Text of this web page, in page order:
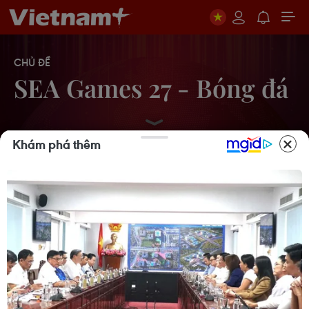
CHỦ ĐỀ
SEA Games 27 - Bóng đá
tuyển nữ ở World Cup
25/12/2013 04:28
Loại chủ nhà Myanmar, U23
Indonesia giành vé vào bán kết
Khám phá thêm